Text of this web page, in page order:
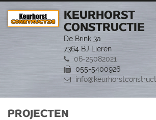
KEURHORST
CONSTRUCTIE
De Brink 3a
7364 BJ Lieren
06-25082021
055-5400926
PROJECTEN